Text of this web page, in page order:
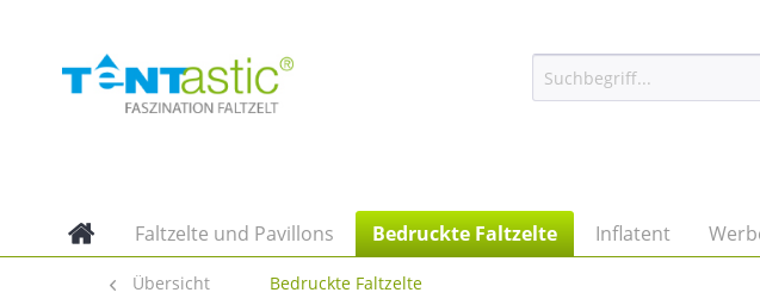
Faltzelte und Pavillons Bedruckte Faltzelte Inflatent
Übersicht Bedruckte Faltzelte